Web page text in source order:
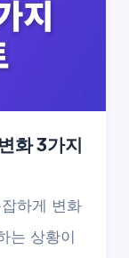
화 3가지
하게 변화
는 상황이